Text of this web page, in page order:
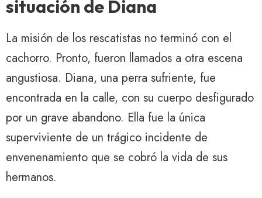
situación de Diana
La misión de los rescatistas no terminó con el
cachorro. Pronto, fueron llamados a otra escena
angustiosa. Diana, una perra sufriente, fue
encontrada en la calle, con su cuerpo desfigurado
por un grave abandono. Ella fue la única
superviviente de un trágico incidente de
envenenamiento que se cobró la vida de sus
hermanos.